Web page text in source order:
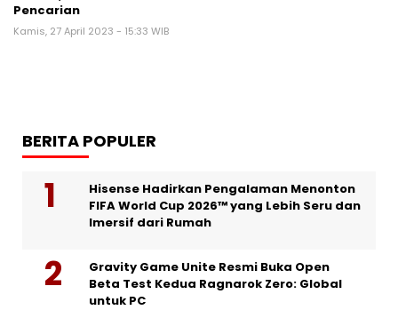
Pencarian
Kamis, 27 April 2023 - 15:33 WIB
BERITA POPULER
Hisense Hadirkan Pengalaman Menonton
FIFA World Cup 2026™ yang Lebih Seru dan
Imersif dari Rumah
Gravity Game Unite Resmi Buka Open
Beta Test Kedua Ragnarok Zero: Global
untuk PC